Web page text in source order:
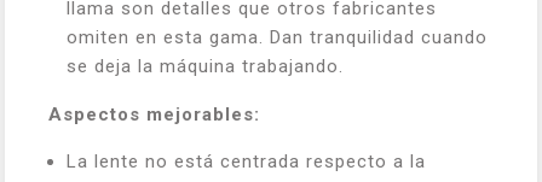
llama son detalles que otros fabricantes
omiten en esta gama. Dan tranquilidad cuando
se deja la máquina trabajando.
Aspectos mejorables:
La lente no está centrada respecto a la